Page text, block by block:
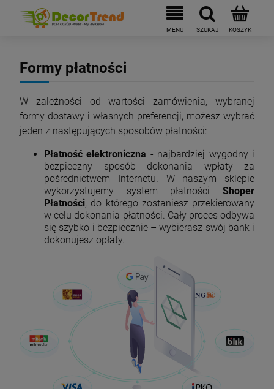
Formy płatności
W zależności od wartości zamówienia, wybranej
formy dostawy i własnych preferencji, możesz wybrać
jeden z następujących sposobów płatności:
Płatność elektroniczna - najbardziej wygodny i
bezpieczny sposób dokonania wpłaty za
pośrednictwem Internetu. W naszym sklepie
wykorzystujemy system płatności Shoper
Płatności, do którego zostaniesz przekierowany
w celu dokonania płatności. Cały proces odbywa
się szybko i bezpiecznie – wybierasz swój bank i
dokonujesz opłaty.